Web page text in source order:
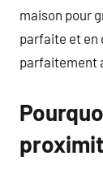
maison pour
parfaite et en
parfaitement